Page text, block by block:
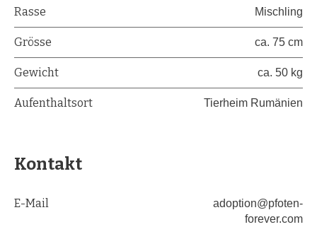
Rasse Mischling
Grösse ca. 75 cm
Gewicht ca. 50 kg
Aufenthaltsort Tierheim Rumänien
Kontakt
E-Mail
adoption@pfoten-
forever.com